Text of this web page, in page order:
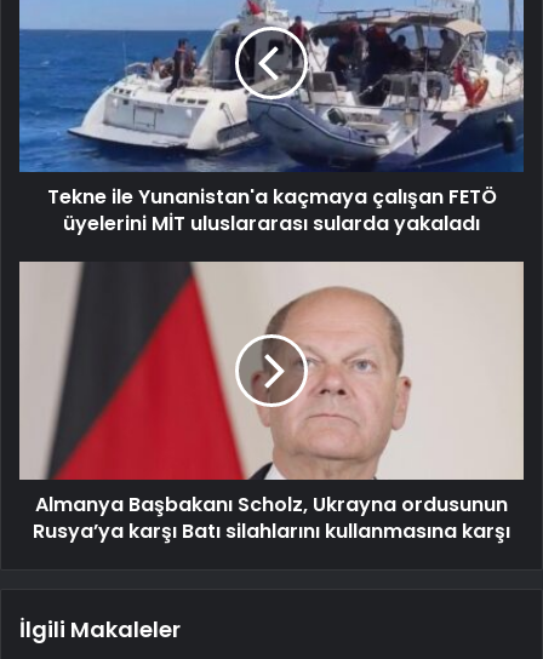
Tekne ile Yunanistan'a kaçmaya çalışan FETÖ
üyelerini MİT uluslararası sularda yakaladı
Almanya Başbakanı Scholz, Ukrayna ordusunun
Rusya’ya karşı Batı silahlarını kullanmasına karşı
İlgili Makaleler